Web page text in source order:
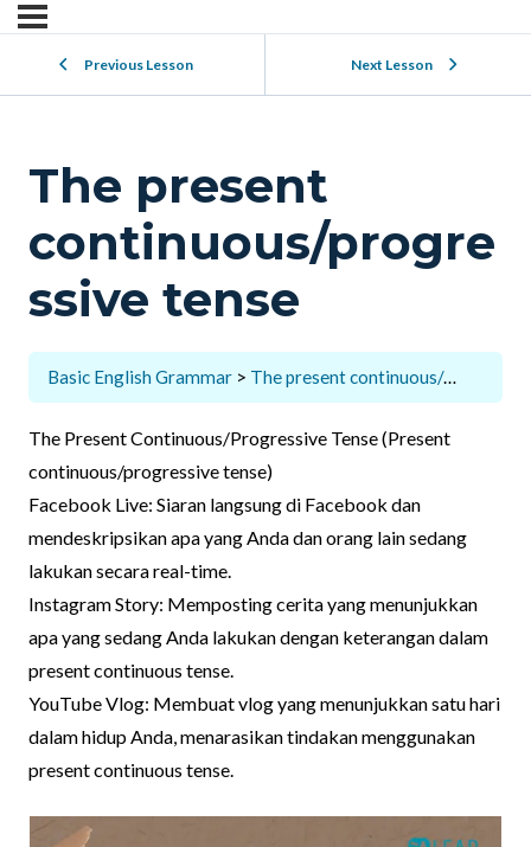
Previous Lesson Next Lesson
The present
continuous/progre
ssive tense
Basic English Grammar The present continuous/progressive tense
The Present Continuous/Progressive Tense (Present
continuous/progressive tense)
Facebook Live: Siaran langsung di Facebook dan
mendeskripsikan apa yang Anda dan orang lain sedang
lakukan secara real-time.
Instagram Story: Memposting cerita yang menunjukkan
apa yang sedang Anda lakukan dengan keterangan dalam
present continuous tense.
YouTube Vlog: Membuat vlog yang menunjukkan satu hari
dalam hidup Anda, menarasikan tindakan menggunakan
present continuous tense.